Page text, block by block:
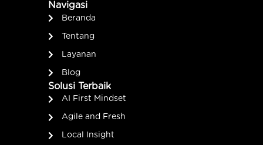
Navigasi
Beranda
Tentang
Layanan
Blog
Solusi Terbaik
AI First Mindset
Agile and Fresh
Local Insight